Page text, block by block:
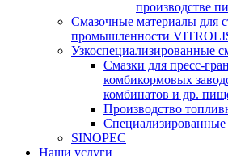
производстве
Смазочные материалы для
промышленности
Узкоспециализированные
Смазки для пресс-
комбикормовых
комбинатов и др.
Производство
Специализированные
SINOPEC
Наши услуги